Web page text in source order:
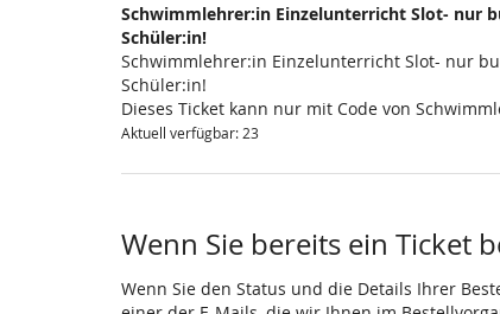
Schwimmlehrer:in Einzelunterricht Slot- nur
Schüler:in!
Schwimmlehrer:in Einzelunterricht Slot- nur
Schüler:in!
Dieses Ticket kann nur mit Code von
Aktuell verfügbar: 23
Wenn Sie bereits ein Ticket
Wenn Sie den Status und die Details Ihrer